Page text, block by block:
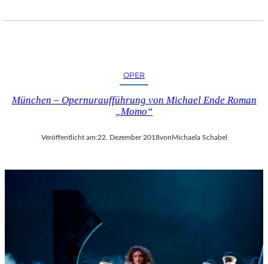
R
N
G
OPER
München – Opernuraufführung von Michael Ende Roman
„Momo“
Veröffentlicht am:22. Dezember 2018vonMichaela Schabel